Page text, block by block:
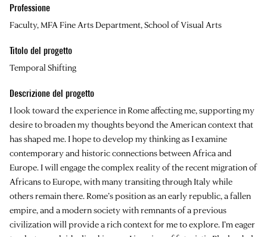
Professione
Faculty, MFA Fine Arts Department, School of Visual Arts
Titolo del progetto
Temporal Shifting
Descrizione del progetto
I look toward the experience in Rome affecting me, supporting my
desire to broaden my thoughts beyond the American context that
has shaped me. I hope to develop my thinking as I examine
contemporary and historic connections between Africa and
Europe. I will engage the complex reality of the recent migration of
Africans to Europe, with many transiting through Italy while
others remain there. Rome’s position as an early republic, a fallen
empire, and a modern society with remnants of a previous
civilization will provide a rich context for me to explore. I’m eager